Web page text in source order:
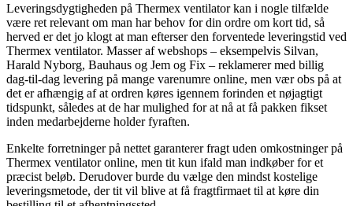
Leveringsdygtigheden på Thermex ventilator kan i nogle tilfælde
være ret relevant om man har behov for din ordre om kort tid, så
herved er det jo klogt at man efterser den forventede leveringstid ved
Thermex ventilator. Masser af webshops – eksempelvis Silvan,
Harald Nyborg, Bauhaus og Jem og Fix – reklamerer med billig
dag-til-dag levering på mange varenumre online, men vær obs på at
det er afhængig af at ordren køres igennem forinden et nøjagtigt
tidspunkt, således at de har mulighed for at nå at få pakken fikset
inden medarbejderne holder fyraften.
Enkelte forretninger på nettet garanterer fragt uden omkostninger på
Thermex ventilator online, men tit kun ifald man indkøber for et
præcist beløb. Derudover burde du vælge den mindst kostelige
leveringsmetode, der tit vil blive at få fragtfirmaet til at køre din